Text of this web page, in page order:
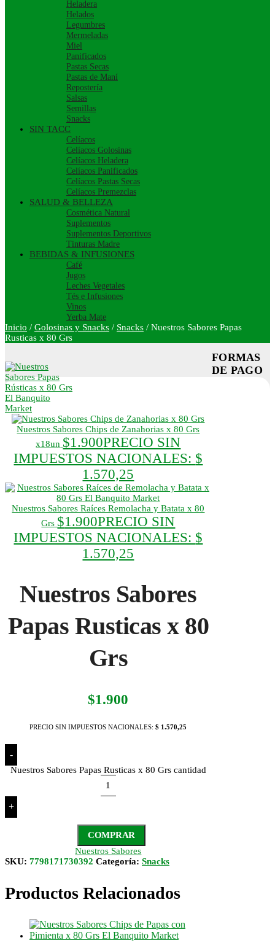
Heladera
Helados
Legumbres
Mermeladas
Miel
Panificados
Pastas Secas
Pastas de Maní
Repostería
Salsas
Semillas
Snacks
SIN TACC
Celíacos
Celíacos Golosinas
Celíacos Heladera
Celíacos Panificados
Celíacos Pastas Secas
Celíacos Premezclas
SALUD & BELLEZA
Cosmética Natural
Suplementos
Suplementos Deportivos
Tinturas Madre
BEBIDAS & INFUSIONES
Café
Jugos
Leches Vegetales
Tés e Infusiones
Vinos
Yerba Mate
Inicio / Golosinas y Snacks / Snacks / Nuestros Sabores Papas
Rusticas x 80 Grs
Nuestros Sabores Chips de Zanahorias x 80 Grs
x18un $1.900PRECIO SIN
IMPUESTOS NACIONALES: $
1.570,25
Nuestros Sabores Raíces Remolacha y Batata x 80
Grs $1.900PRECIO SIN
IMPUESTOS NACIONALES: $
1.570,25
Nuestros Sabores
Papas Rusticas x 80
Grs
$1.900
PRECIO SIN IMPUESTOS NACIONALES:$ 1.570,25
-
Nuestros Sabores Papas Rusticas x 80 Grs cantidad
+
COMPRAR
Nuestros Sabores
SKU: 7798171730392 Categoría: Snacks
Productos Relacionados
FORMAS
DE PAGO